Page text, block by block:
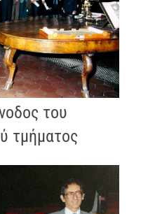
του
τμήματος